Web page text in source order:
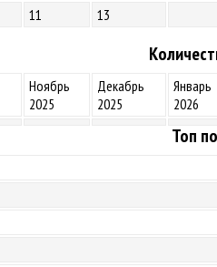
11 13
Ноябрь
2025
Декабрь
2025
Январь
2026
Топ